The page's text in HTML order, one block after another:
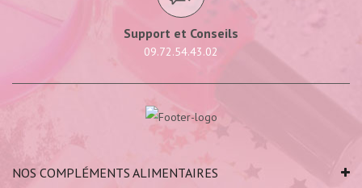
Support et Conseils
09.72.54.43.02
NOS COMPLÉMENTS ALIMENTAIRES